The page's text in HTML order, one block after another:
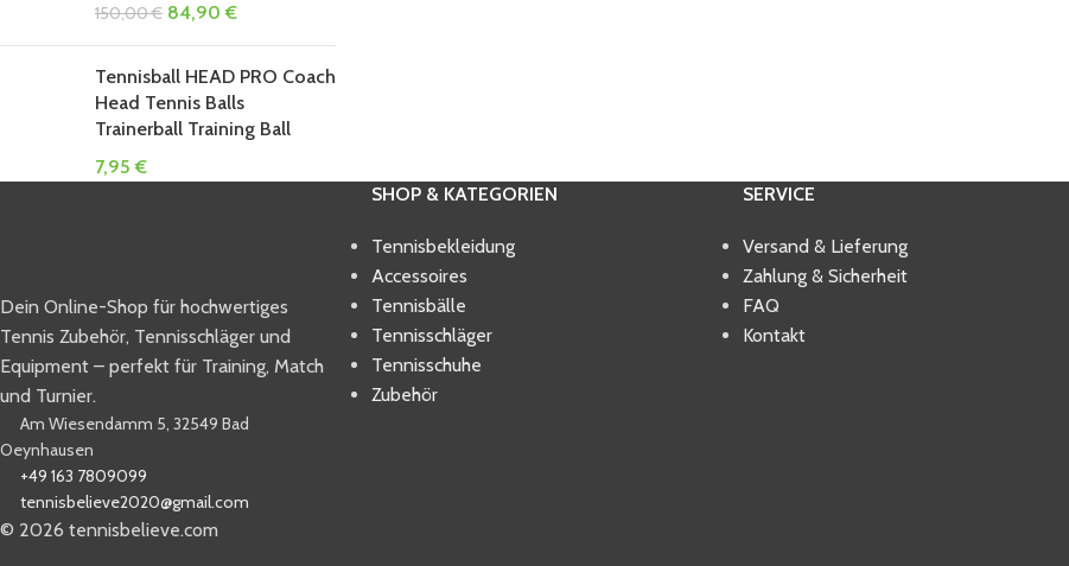
150,00€ 84,90€
Tennisball HEAD PRO Coach
Head Tennis Balls
Trainerball Training Ball
7,95€
Dein Online-Shop für hochwertiges
Tennis Zubehör, Tennisschläger und
Equipment – perfekt für Training, Match
und Turnier.
Am Wiesendamm 5, 32549 Bad
Oeynhausen
+49 163 7809099
tennisbelieve2020@gmail.com
SHOP & KATEGORIEN
Tennisbekleidung
Accessoires
Tennisbälle
Tennisschläger
Tennisschuhe
Zubehör
SERVICE
Versand & Lieferung
Zahlung & Sicherheit
FAQ
Kontakt
© 2026 tennisbelieve.com